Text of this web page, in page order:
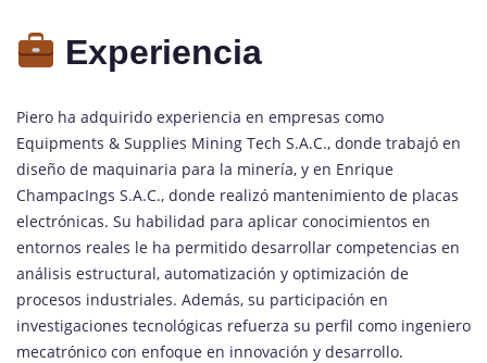
Experiencia
Piero ha adquirido experiencia en empresas como
Equipments & Supplies Mining Tech S.A.C., donde trabajó en
diseño de maquinaria para la minería, y en Enrique
ChampacIngs S.A.C., donde realizó mantenimiento de placas
electrónicas. Su habilidad para aplicar conocimientos en
entornos reales le ha permitido desarrollar competencias en
análisis estructural, automatización y optimización de
procesos industriales. Además, su participación en
investigaciones tecnológicas refuerza su perfil como ingeniero
mecatrónico con enfoque en innovación y desarrollo.